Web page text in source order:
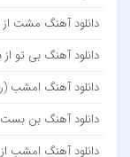
دانلود آهنگ مشت از بلک
دانلود آهنگ بی تو از بلک
دانلود آهنگ امشب
دانلود آهنگ بن بست از
دانلود آهنگ امشب از بلک